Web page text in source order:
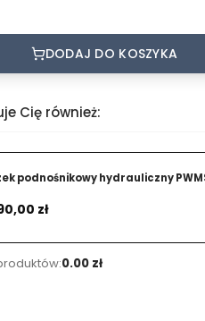
DODAJ DO KOSZYKA
Cię również:
podnośnikowy hydrauliczny
zł
0.00 zł